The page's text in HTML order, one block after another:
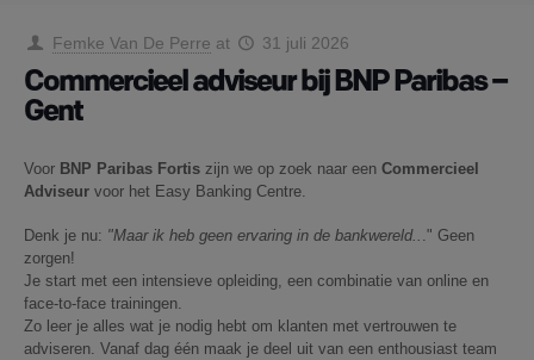
Femke Van De Perre at 31 juli 2026
Commercieel adviseur bij BNP Paribas –
Gent
Voor BNP Paribas Fortis zijn we op zoek naar een Commercieel
Adviseur voor het Easy Banking Centre.
Denk je nu: "Maar ik heb geen ervaring in de bankwereld..
." Geen
zorgen!
Je start met een intensieve opleiding, een combinatie van online en
face-to-face trainingen.
Zo leer je alles wat je nodig hebt om klanten met vertrouwen te
adviseren. Vanaf dag één maak je deel uit van een enthousiast team